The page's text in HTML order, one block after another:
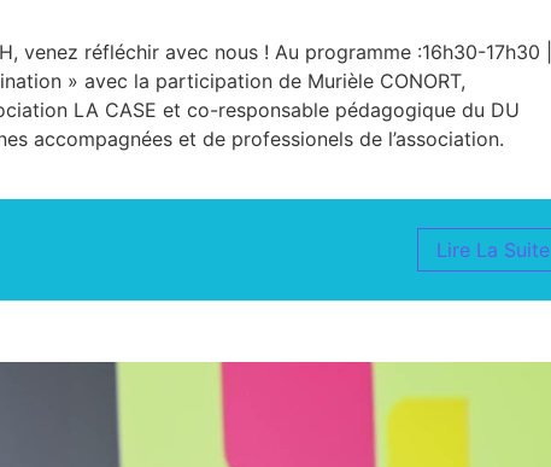
venez réfléchir avec nous ! Au programme :16h30-17h30 |
» avec la participation de Murièle CONORT,
LA CASE et co-responsable pédagogique du DU
accompagnées et de professionels de l’association.
Lire La Suite